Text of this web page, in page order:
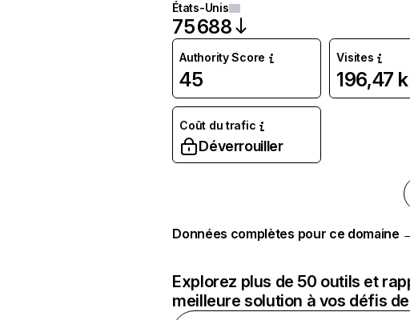
États-Unis
75 688
Authority Score
45
Visites
196,47 k
Coût du trafic
Déverrouiller
Données complètes pour ce domaine
Explorez plus de 50 outils et
meilleure solution à vos défis